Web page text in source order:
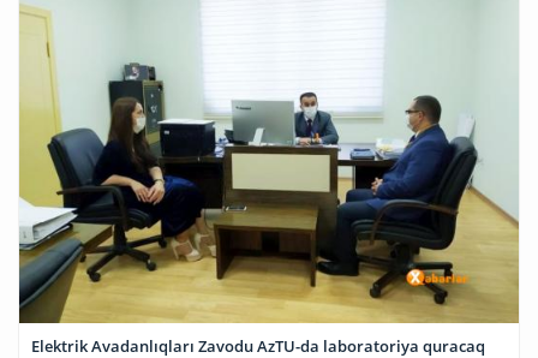
Elektrik Avadanlıqları Zavodu AzTU-da laboratoriya quracaq